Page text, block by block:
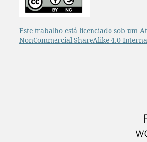
Este trabalho está licenciado sob um
NonCommercial-ShareAlike 4.0